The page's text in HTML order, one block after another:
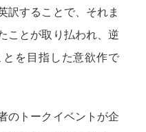
訳することで、それま
ことが取り払われ、逆
を目指した意欲作で
のトークイベントが企